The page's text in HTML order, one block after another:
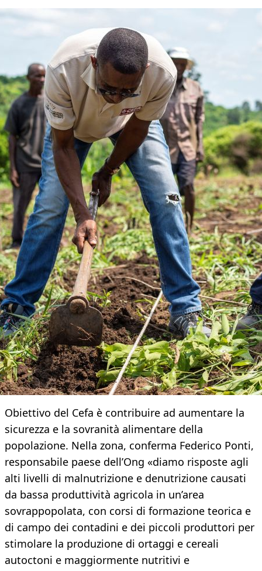
Obiettivo del Cefa è contribuire ad aumentare la
sicurezza e la sovranità alimentare della
popolazione. Nella zona, conferma Federico Ponti,
responsabile paese dell’Ong «diamo risposte agli
alti livelli di malnutrizione e denutrizione causati
da bassa produttività agricola in un’area
sovrappopolata, con corsi di formazione teorica e
di campo dei contadini e dei piccoli produttori per
stimolare la produzione di ortaggi e cereali
autoctoni e maggiormente nutritivi e